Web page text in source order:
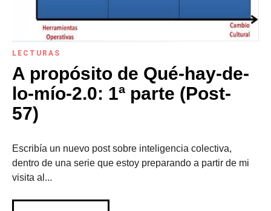
LECTURAS
A propósito de Qué-hay-de-
lo-mío-2.0: 1ª parte (Post-
57)
Escribía un nuevo post sobre inteligencia colectiva,
dentro de una serie que estoy preparando a partir de mi
visita al...